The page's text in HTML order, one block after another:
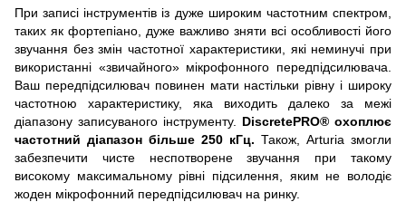
При записі інструментів із дуже широким частотним спектром,
таких як фортепіано, дуже важливо зняти всі особливості його
звучання без змін частотної характеристики, які неминучі при
використанні «звичайного» мікрофонного передпідсилювача.
Ваш передпідсилювач повинен мати настільки рівну і широку
частотною характеристику, яка виходить далеко за межі
діапазону записуваного інструменту. DiscretePRO® охоплює
частотний діапазон більше 250 кГц. Також, Arturia змогли
забезпечити чисте неспотворене звучання при такому
високому максимальному рівні підсилення, яким не володіє
жоден мікрофонний передпідсилювач на ринку.